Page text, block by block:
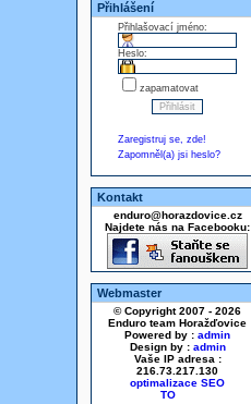
Přihlášení
Přihlašovací jméno:
Heslo:
zapamatovat
Zaregistruj se, zde!
Zapomněl(a) jsi heslo?
Kontakt
enduro@horazdovice.cz
Najdete nás na Facebooku:
Webmaster
© Copyright 2007 - 2026
Enduro team Horažďovice
Powered by : admin
Design by : admin
Vaše IP adresa :
216.73.217.130
optimalizace SEO